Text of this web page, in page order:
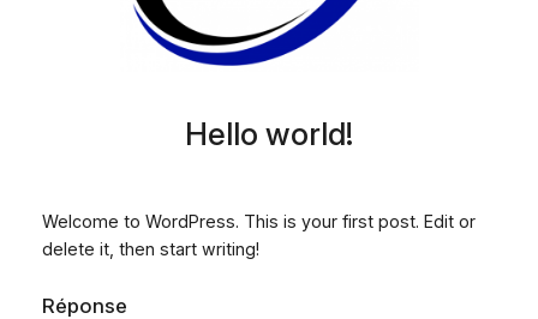
Hello world!
Welcome to WordPress. This is your first post. Edit or
delete it, then start writing!
Réponse